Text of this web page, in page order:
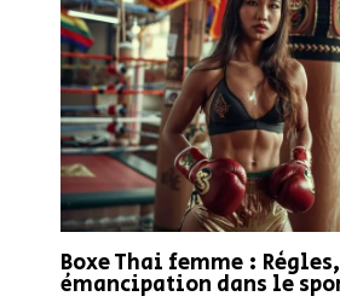
Boxe Thai femme :
émancipation dans le